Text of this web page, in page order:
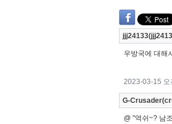
우방국에 대해
2023-03-15 오
G-
@ "역쉬~? 남